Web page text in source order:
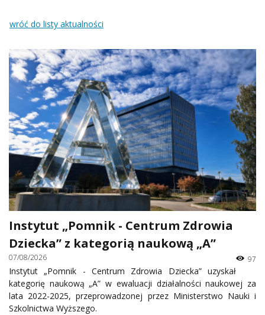
wróć do listy aktualności
Instytut „Pomnik - Centrum Zdrowia
Dziecka” z kategorią naukową „A”
07/08/2026 97
Instytut „Pomnik - Centrum Zdrowia Dziecka” uzyskał
kategorię naukową „A” w ewaluacji działalności naukowej za
lata 2022-2025, przeprowadzonej przez Ministerstwo Nauki i
Szkolnictwa Wyższego.